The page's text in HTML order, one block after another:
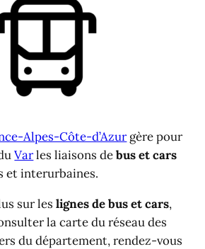
Alpes-Côte-d’Azur gère pour
Varles liaisons debus et cars
et interurbaines.
sur leslignes de bus et cars,
la carte du réseau des
du département, rendez-vous